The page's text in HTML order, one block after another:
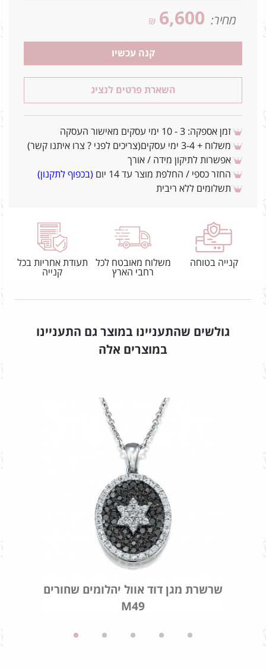
מחיר: 6,600
₪
קנה עכשיו
השארת פרטים לנציג
זמן אספקה: 3 - 10 ימי עסקים מאישור העסקה
משלוח + 3-4 ימי עסקים(צריכים לפני ? צרו איתנו קשר)
אפשרות לתיקון מידה / אורך
החזר כספי / החלפת מוצר עד 14 יום
(בכפוף לתקנון)
תשלומים ללא ריבית
קנייה בטוחה
משלוח מאובטח לכל
רחבי הארץ
תעודת אחריות בכל
קנייה
גולשים שהתעניינו במוצר גם התעניינו
במוצרים אלה
שרשרת מגן דוד אוול יהלומים שחורים
M49